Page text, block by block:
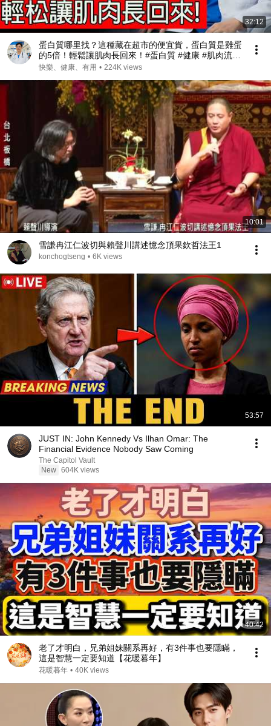
32:12
蛋白質哪里找？這種藏在超市的便宜貨，蛋白質是雞蛋
的5倍！輕鬆讓肌肉長回來！#蛋白質 #健康 #肌肉流失
#肌少症
快樂、健康、有用 • 224K views
10:01
雪謙冉江仁波切與賴聲川講述憶念頂果欽哲法王1
konchogtseng • 6K views
53:57
JUST IN: John Kennedy Vs Ilhan Omar: The
Financial Evidence Nobody Saw Coming
The Capitol Vault
New 604K views
40:42
老了才明白，兄弟姐妹關系再好，有3件事也要隱瞞，
這是智慧一定要知道【花暖暮年】
花暖暮年 • 40K views